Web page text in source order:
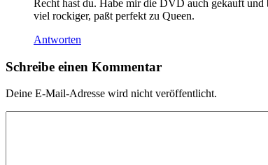
Recht hast du. Habe mir die DVD auch gekauft
viel rockiger, paßt perfekt zu Queen.
Antworten
Schreibe einen Kommentar
Deine E-Mail-Adresse wird nicht veröffentlicht.